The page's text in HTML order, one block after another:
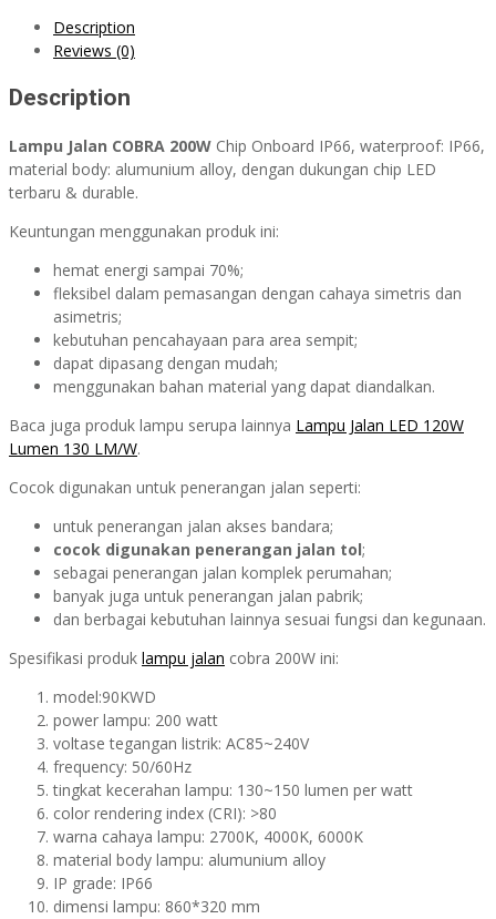
Description
Reviews (0)
Description
Lampu Jalan COBRA 200W Chip Onboard IP66, waterproof: IP66,
material body: alumunium alloy, dengan dukungan chip LED
terbaru & durable.
Keuntungan menggunakan produk ini:
hemat energi sampai 70%;
fleksibel dalam pemasangan dengan cahaya simetris dan
asimetris;
kebutuhan pencahayaan para area sempit;
dapat dipasang dengan mudah;
menggunakan bahan material yang dapat diandalkan.
Baca juga produk lampu serupa lainnya Lampu Jalan LED 120W
Lumen 130 LM/W.
Cocok digunakan untuk penerangan jalan seperti:
untuk penerangan jalan akses bandara;
cocok digunakan penerangan jalan tol;
sebagai penerangan jalan komplek perumahan;
banyak juga untuk penerangan jalan pabrik;
dan berbagai kebutuhan lainnya sesuai fungsi dan kegunaan.
Spesifikasi produk lampu jalan cobra 200W ini:
model:90KWD
power lampu: 200 watt
voltase tegangan listrik: AC85~240V
frequency: 50/60Hz
tingkat kecerahan lampu: 130~150 lumen per watt
color rendering index (CRI): >80
warna cahaya lampu: 2700K, 4000K, 6000K
material body lampu: alumunium alloy
IP grade: IP66
dimensi lampu: 860*320 mm